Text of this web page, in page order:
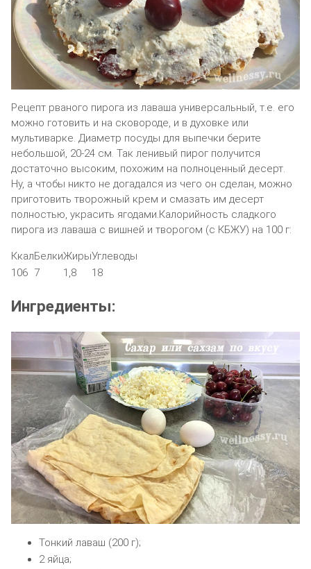
Рецепт рваного пирога из лаваша универсальный, т.е. его
можно готовить и на сковороде, и в духовке или
мультиварке. Диаметр посуды для выпечки берите
небольшой, 20-24 см. Так ленивый пирог получится
достаточно высоким, похожим на полноценный десерт.
Ну, а чтобы никто не догадался из чего он сделан, можно
приготовить творожный крем и смазать им десерт
полностью, украсить ягодами.Калорийность сладкого
пирога из лаваша с вишней и творогом (с КБЖУ) на 100 г:
КкалБелкиЖирыУглеводы
106 7 1,8 18
Ингредиенты:
Тонкий лаваш (200 г);
2 яйца;